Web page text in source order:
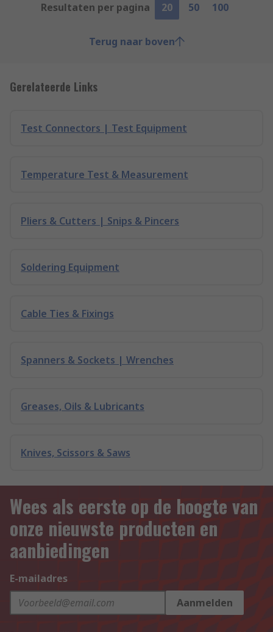
Resultaten per pagina
20 50 100
Terug naar boven
Gerelateerde Links
Test Connectors | Test Equipment
Temperature Test & Measurement
Pliers & Cutters | Snips & Pincers
Soldering Equipment
Cable Ties & Fixings
Spanners & Sockets | Wrenches
Greases, Oils & Lubricants
Knives, Scissors & Saws
Wees als eerste op de hoogte van
onze nieuwste producten en
aanbiedingen
E-mailadres
Aanmelden